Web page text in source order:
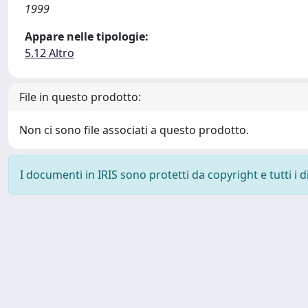
1999
Appare nelle tipologie:
5.12 Altro
File in questo prodotto:
Non ci sono file associati a questo prodotto.
I documenti in IRIS sono protetti da copyright e tutti i